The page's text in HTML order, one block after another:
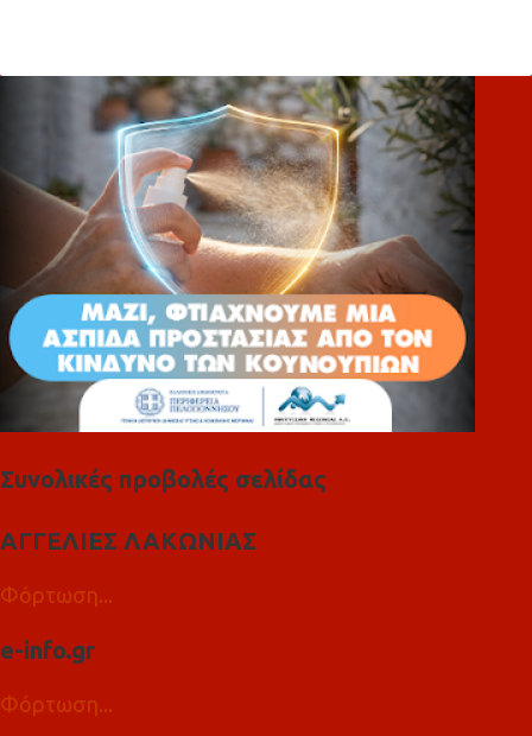
λ
Συνολικές προβολές σελίδας
ΑΓΓΕΛΙΕΣ ΛΑΚΩΝΙΑΣ
Φόρτωση...
e-info.gr
Φόρτωση...